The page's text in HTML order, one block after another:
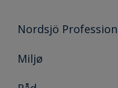
Nordsjö
Kontakt oss
Miljø
Bærekraftig utvikling